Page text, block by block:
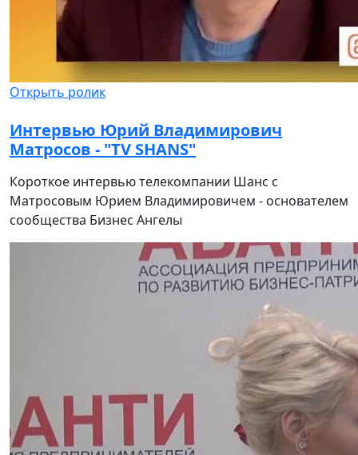
Открыть ролик
Интервью Юрий Владимирович
Матросов - "TV SHANS"
Короткое интервью телекомпании Шанс с
Матросовым Юрием Владимировичем - основателем
сообщества Бизнес Ангелы